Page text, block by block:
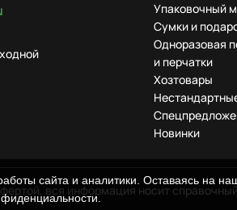
Упаковочный
Сумки и
Одноразовая
и перчатки
Хозтовары
Новинки
вся информация носит
сайта и аналитики. Оставаясь на
.